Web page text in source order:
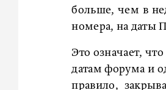
больше, чем в
номера, на даты
Это означает,
датам форума и
правило,